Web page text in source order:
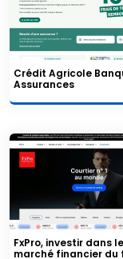
Crédit Agricole
Assurances
FxPro, investir dans le
marché financier du